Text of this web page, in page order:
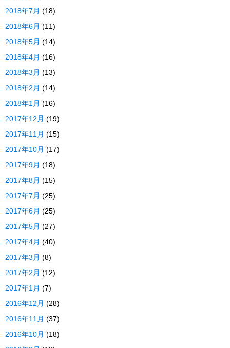
2018年7月 (18)
2018年6月 (11)
2018年5月 (14)
2018年4月 (16)
2018年3月 (13)
2018年2月 (14)
2018年1月 (16)
2017年12月 (19)
2017年11月 (15)
2017年10月 (17)
2017年9月 (18)
2017年8月 (15)
2017年7月 (25)
2017年6月 (25)
2017年5月 (27)
2017年4月 (40)
2017年3月 (8)
2017年2月 (12)
2017年1月 (7)
2016年12月 (28)
2016年11月 (37)
2016年10月 (18)